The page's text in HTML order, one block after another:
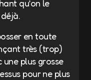
qu’on le
en toute
très (trop)
une plus grosse
pour ne plus